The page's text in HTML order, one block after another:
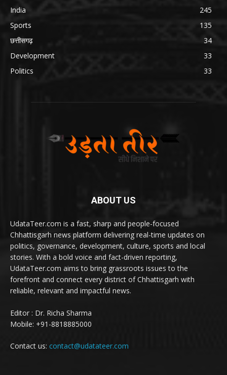
India
245
Sports
135
छत्तीसगढ़
34
Development
33
Politics
33
ABOUT US
UdataTeer.com is a fast, sharp and people-focused
Chhattisgarh news platform delivering real-time updates on
politics, governance, development, culture, sports and local
stories. With a bold voice and fact-driven reporting,
UdataTeer.com aims to bring grassroots issues to the
forefront and connect every district of Chhattisgarh with
reliable, relevant and impactful news.
Editor : Dr. Richa Sharma
Mobile: +91-8818885000
Contact us: contact@udatateer.com